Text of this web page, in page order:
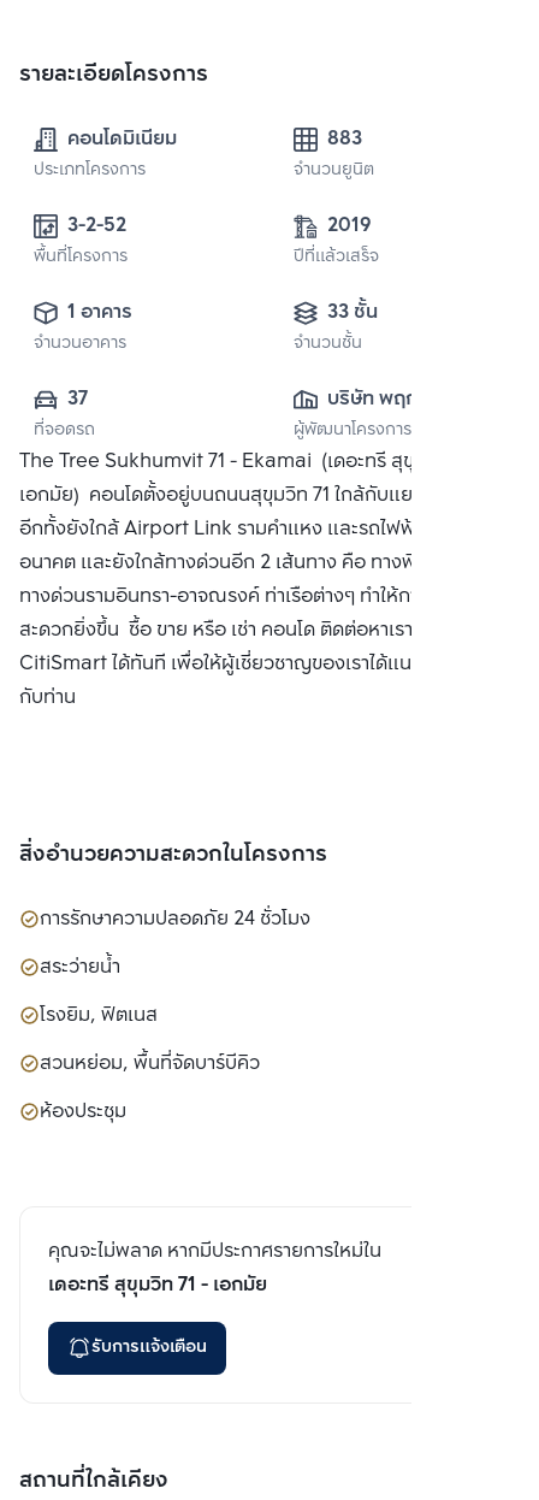
รายละเอียดโครงการ
คอนโดมิเนียม
ประเภทโครงการ
883
จำนวนยูนิต
พื้นที่โครงการ
2019
ปีที่แล้วเสร็จ
1 อาคาร
จำนวนอาคาร
33 ชั้น
จำนวนชั้น
37
ที่จอดรถ
บริษัท พฤกษา เรียล
เอสเตท จำกัด
(มหาชน)
ผู้พัฒนาโครงการ
The Tree Sukhumvit 71 - Ekamai (เดอะทรี สุขุมวิท 71 -
เอกมัย) คอนโดตั้งอยู่บนถนนสุขุมวิท 71 ใกล้กับแยกคลองตัน
อีกทั้งยังใกล้ Airport Link รามคำแหง และรถไฟฟ้าสายสีส้มใน
อนาคต และยังใกล้ทางด่วนอีก 2 เส้นทาง คือ ทางพิเศษฉลองรัช,
ทางด่วนรามอินทรา-อาจณรงค์ ท่าเรือต่างๆ ทำให้การเดินทาง
สะดวกยิ่งขึ้น ซื้อ ขาย หรือ เช่า คอนโด ติดต่อหาเรา Bangkok
CitiSmart ได้ทันที เพื่อให้ผู้เชี่ยวชาญของเราได้แนะนำคอนโดให้
กับท่าน
สิ่งอำนวยความสะดวกในโครงการ
การรักษาความปลอดภัย 24 ชั่วโมง
สระว่ายน้ำ
โรงยิม, ฟิตเนส
สวนหย่อม, พื้นที่จัดบาร์บีคิว
ห้องประชุม
คุณจะไม่พลาด หากมีประกาศรายการใหม่ใน
เดอะทรี สุขุมวิท 71 - เอกมัย
รับการแจ้งเตือน
สถานที่ใกล้เคียง